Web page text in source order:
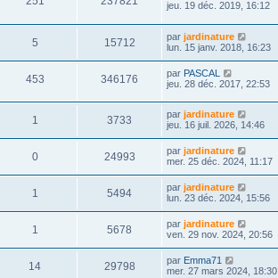
jeu. 19 déc. 2019, 16:12
5 15712 par jardinature
lun. 15 janv. 2018, 16:23
453 346176 par PASCAL
jeu. 28 déc. 2017, 22:53
1 3733 par jardinature
jeu. 16 juil. 2026, 14:46
0 24993 par jardinature
mer. 25 déc. 2024, 11:17
1 5494 par jardinature
lun. 23 déc. 2024, 15:56
1 5678 par jardinature
ven. 29 nov. 2024, 20:56
14 29798 par Emma71
mer. 27 mars 2024, 18:30